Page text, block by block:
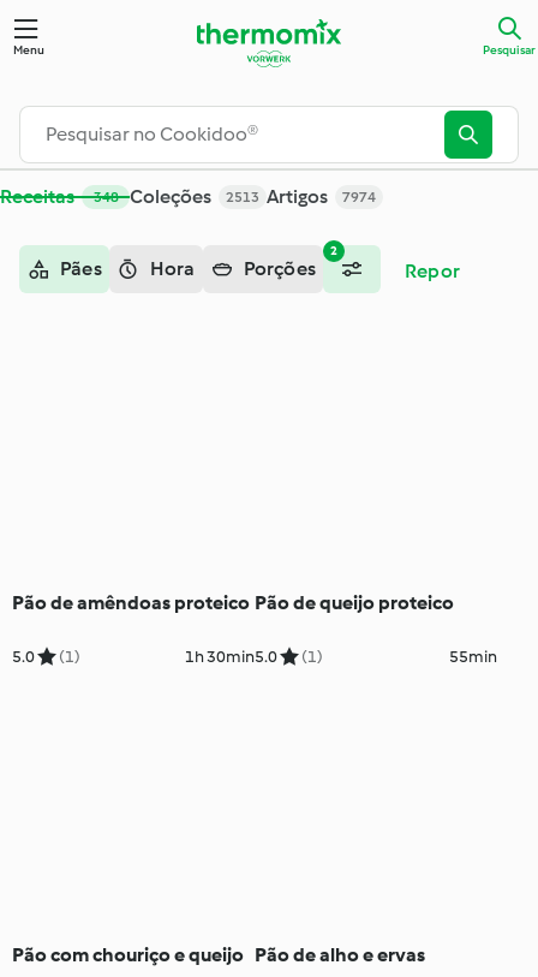
Menu Pesquisar
Receitas 348 Coleções 2513 Artigos 7974
2
Pães Hora Porções Repor
Pão de amêndoas proteico
5.0 (1) 1h 30min
Pão de queijo proteico
5.0 (1) 55min
Pão com chouriço e queijo Pão de alho e ervas
Pesquisar - Cookidoo® – a plataforma oficial de receitas